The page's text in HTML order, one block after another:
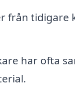
från
har ofta